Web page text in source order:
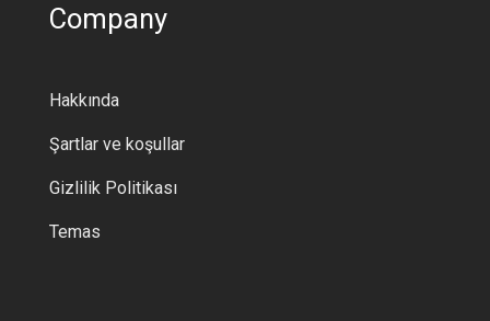
Company
Hakkında
Şartlar ve koşullar
Gizlilik Politikası
Temas